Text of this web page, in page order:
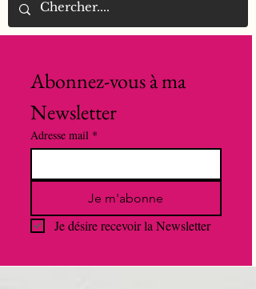
Abonnez-vous à ma
Newsletter
Adresse mail *
Je m'abonne
Je désire recevoir la Newsletter